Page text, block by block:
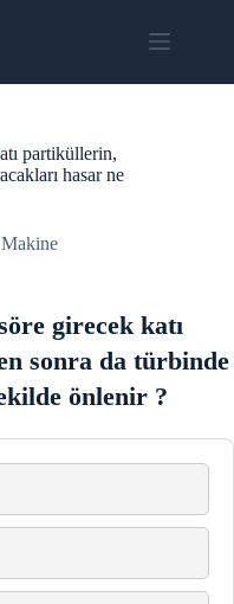
partiküllerin,
hasar ne
Makine
girecek katı
sonra da türbinde
önlenir ?